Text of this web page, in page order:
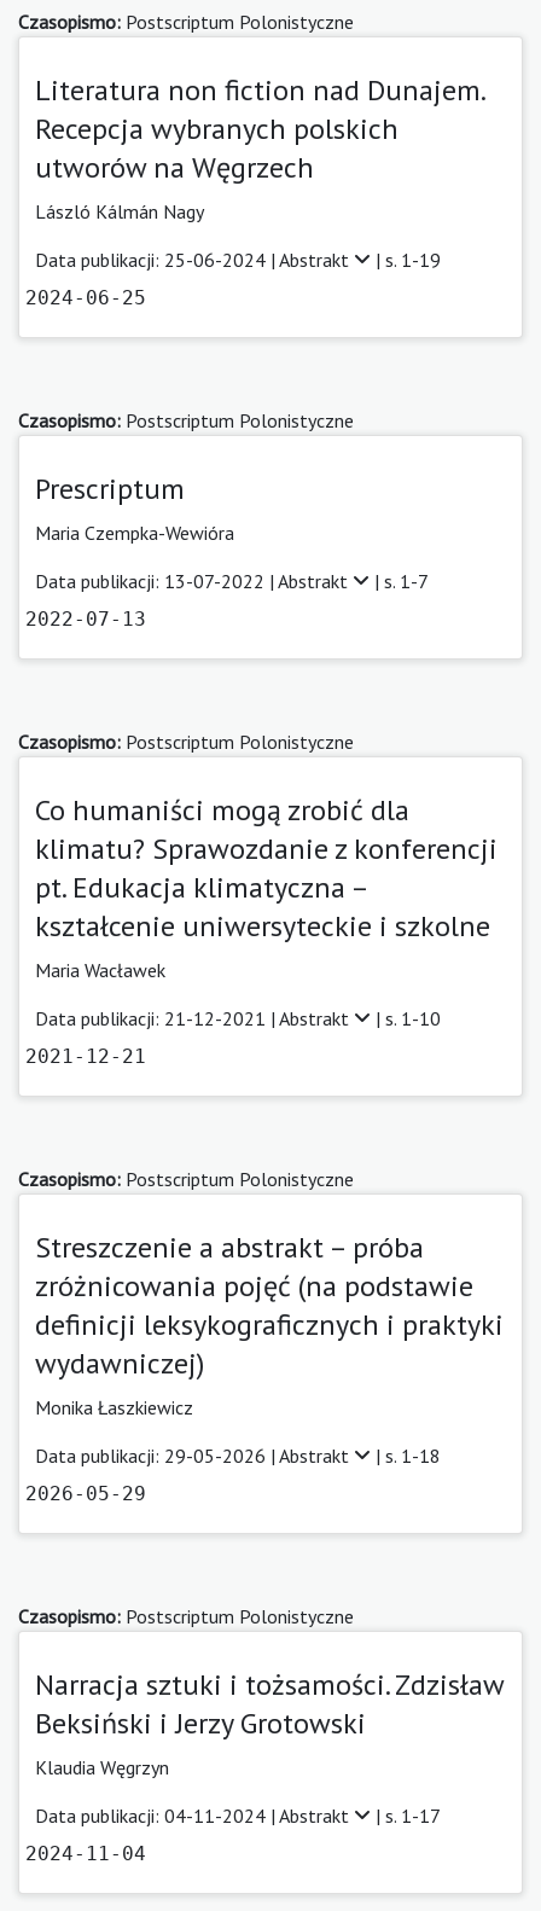
Czasopismo: Postscriptum Polonistyczne
Literatura non fiction nad Dunajem.
Recepcja wybranych polskich
utworów na Węgrzech
László Kálmán Nagy
Data publikacji: 25-06-2024 | Abstrakt | s. 1-19
2024-06-25
Czasopismo: Postscriptum Polonistyczne
Prescriptum
Maria Czempka-Wewióra
Data publikacji: 13-07-2022 | Abstrakt | s. 1-7
2022-07-13
Czasopismo: Postscriptum Polonistyczne
Co humaniści mogą zrobić dla
klimatu? Sprawozdanie z konferencji
pt. Edukacja klimatyczna –
kształcenie uniwersyteckie i szkolne
Maria Wacławek
Data publikacji: 21-12-2021 | Abstrakt | s. 1-10
2021-12-21
Czasopismo: Postscriptum Polonistyczne
Streszczenie a abstrakt – próba
zróżnicowania pojęć (na podstawie
definicji leksykograficznych i praktyki
wydawniczej)
Monika Łaszkiewicz
Data publikacji: 29-05-2026 | Abstrakt | s. 1-18
2026-05-29
Czasopismo: Postscriptum Polonistyczne
Narracja sztuki i tożsamości. Zdzisław
Beksiński i Jerzy Grotowski
Klaudia Węgrzyn
Data publikacji: 04-11-2024 | Abstrakt | s. 1-17
2024-11-04